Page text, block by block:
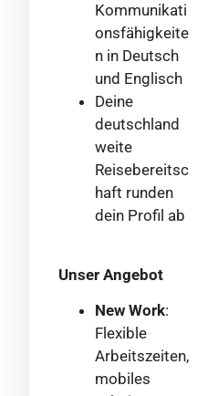
Kommunikati
onsfähigkeite
n in Deutsch
und Englisch
Deine
deutschland
weite
Reisebereitsc
haft runden
dein Profil ab
Unser Angebot
New Work:
Flexible
Arbeitszeiten,
mobiles